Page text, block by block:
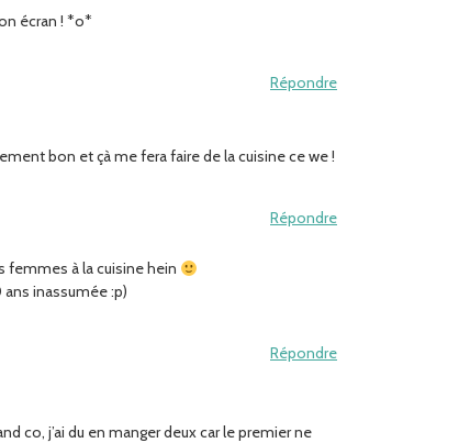
écran ! *o*
Répondre
bon et çà me fera faire de la cuisine ce we !
Répondre
femmes à la cuisine hein
inassumée :p)
Répondre
co, j’ai du en manger deux car le premier ne